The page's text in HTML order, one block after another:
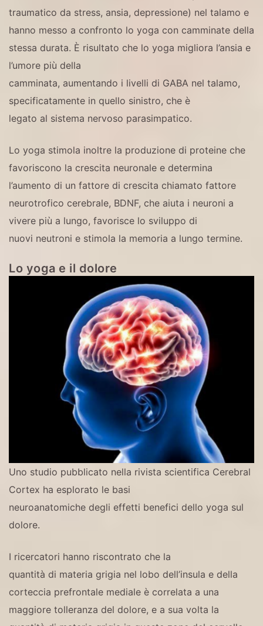
traumatico da stress, ansia, depressione) nel talamo e
hanno messo a confronto lo yoga con camminate della
stessa durata. È risultato che lo yoga migliora l’ansia e
l’umore più della
camminata, aumentando i livelli di GABA nel talamo,
specificatamente in quello sinistro, che è
legato al sistema nervoso parasimpatico.
Lo yoga stimola inoltre la produzione di proteine che
favoriscono la crescita neuronale e determina
l’aumento di un fattore di crescita chiamato fattore
neurotrofico cerebrale, BDNF, che aiuta i neuroni a
vivere più a lungo, favorisce lo sviluppo di
nuovi neutroni e stimola la memoria a lungo termine.
Lo yoga e il dolore
Uno studio pubblicato nella rivista scientifica Cerebral
Cortex ha esplorato le basi
neuroanatomiche degli effetti benefici dello yoga sul
dolore.
I ricercatori hanno riscontrato che la
quantità di materia grigia nel lobo dell’insula e della
corteccia prefrontale mediale è correlata a una
maggiore tolleranza del dolore, e a sua volta la